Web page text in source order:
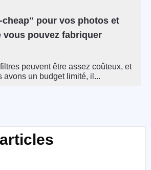
pour vos photos et
vous pouvez fabriquer
peuvent être assez coûteux, et
avons un budget limité, il...